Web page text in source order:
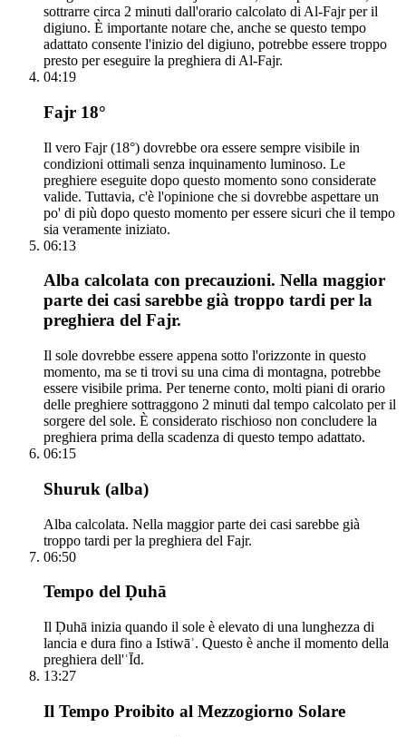
sottrarre circa 2 minuti dall'orario calcolato di Al-Fajr per il
digiuno. È importante notare che, anche se questo tempo
adattato consente l'inizio del digiuno, potrebbe essere troppo
presto per eseguire la preghiera di Al-Fajr.
04:19
Fajr 18°
Il vero Fajr (18°) dovrebbe ora essere sempre visibile in
condizioni ottimali senza inquinamento luminoso. Le
preghiere eseguite dopo questo momento sono considerate
valide. Tuttavia, c'è l'opinione che si dovrebbe aspettare un
po' di più dopo questo momento per essere sicuri che il tempo
sia veramente iniziato.
06:13
Alba calcolata con precauzioni. Nella maggior
parte dei casi sarebbe già troppo tardi per la
preghiera del Fajr.
Il sole dovrebbe essere appena sotto l'orizzonte in questo
momento, ma se ti trovi su una cima di montagna, potrebbe
essere visibile prima. Per tenerne conto, molti piani di orario
delle preghiere sottraggono 2 minuti dal tempo calcolato per il
sorgere del sole. È considerato rischioso non concludere la
preghiera prima della scadenza di questo tempo adattato.
06:15
Shuruk (alba)
Alba calcolata. Nella maggior parte dei casi sarebbe già
troppo tardi per la preghiera del Fajr.
06:50
Tempo del Ḍuhā
Il Ḍuhā inizia quando il sole è elevato di una lunghezza di
lancia e dura fino a Istiwāʾ. Questo è anche il momento della
preghiera dell'ʿĪd.
13:27
Il Tempo Proibito al Mezzogiorno Solare